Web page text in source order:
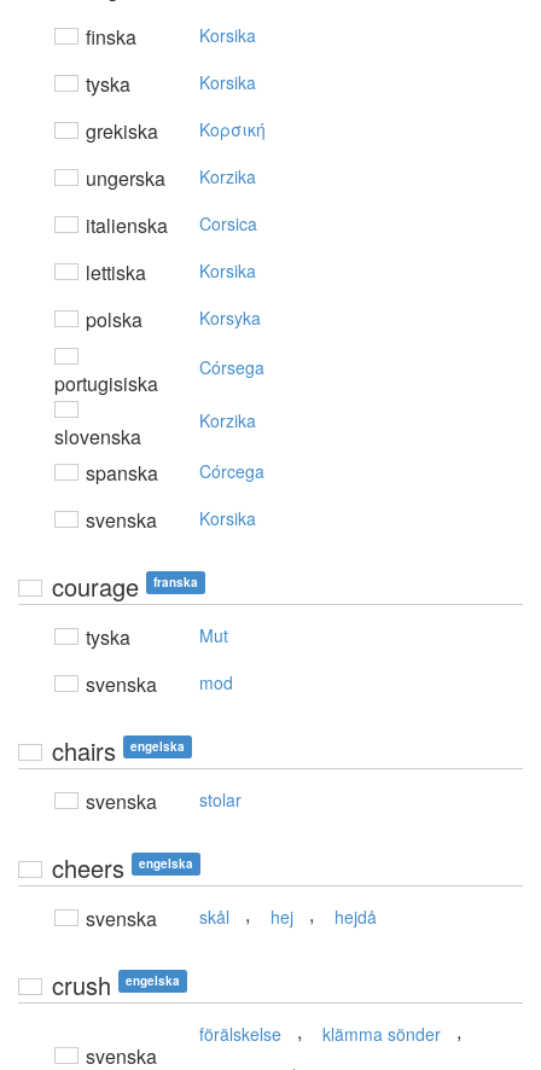
finska Korsika
tyska Korsika
grekiska Koρσική
ungerska Korzika
italienska Corsica
lettiska Korsika
polska Korsyka
portugisiska
Córsega
slovenska
Korzika
spanska Córcega
svenska Korsika
courage franska
tyska Mut
svenska mod
chairs engelska
svenska stolar
cheers engelska
svenska skål , hej , hejdå
crush engelska
svenska
förälskelse , klämma sönder ,